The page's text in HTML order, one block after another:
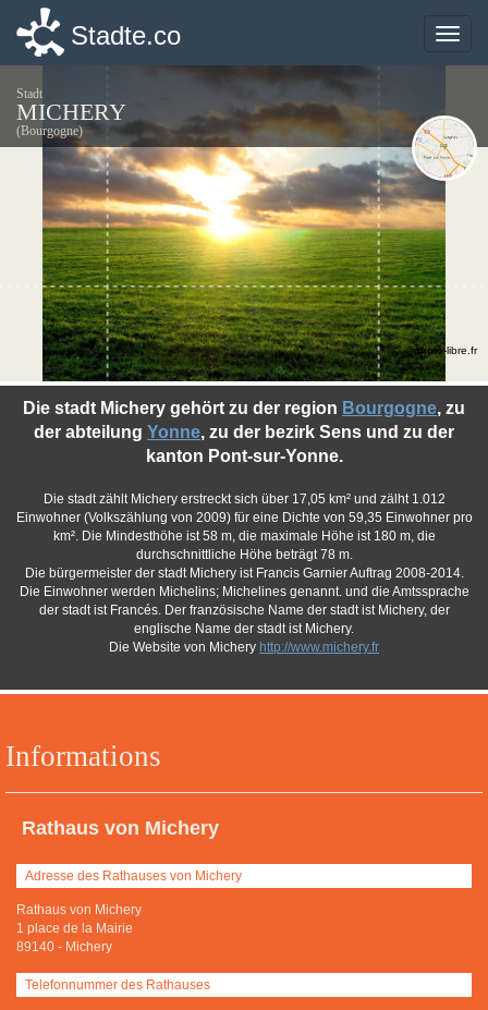
Toggle
Stadte.co
Stadt
MICHERY
(Bourgogne)
Informations
Rathaus von Michery
Adresse des Rathauses von Michery
Rathaus von Michery
1 place de la Mairie
89140 - Michery
Telefonnummer des Rathauses
Die stadt Michery gehört zu der region Bourgogne, zu
der abteilung Yonne, zu der bezirk Sens und zu der
kanton Pont-sur-Yonne.
Die stadt zählt Michery erstreckt sich über 17,05 km² und zälht 1.012
Einwohner (Volkszählung von 2009) für eine Dichte von 59,35 Einwohner pro
km². Die Mindesthöhe ist 58 m, die maximale Höhe ist 180 m, die
durchschnittliche Höhe beträgt 78 m.
Die bürgermeister der stadt Michery ist Francis Garnier Auftrag 2008-2014.
Die Einwohner werden Michelins; Michelines genannt. und die Amtssprache
der stadt ist Francés. Der französische Name der stadt ist Michery, der
englische Name der stadt ist Michery.
Die Website von Michery http://www.michery.fr
©photo-libre.fr
Toggle
Stadte.co